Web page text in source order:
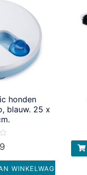
honden
blauw. 25 x
WINKELWAGEN